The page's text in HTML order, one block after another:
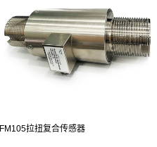
FM105拉扭复合传感器